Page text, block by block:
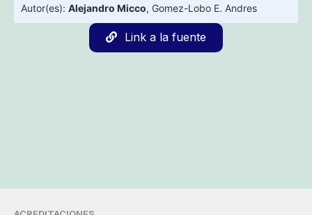
Autor(es): Alejandro Micco, Gomez-Lobo E. Andres
Link a la fuente